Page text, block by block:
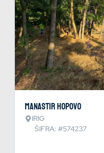
Manastir Hopovo
IRIG
ŠIFRA: #574237